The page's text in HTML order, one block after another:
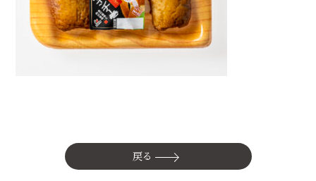
直営店
かね貞の歴史
リニューアル中
戻る